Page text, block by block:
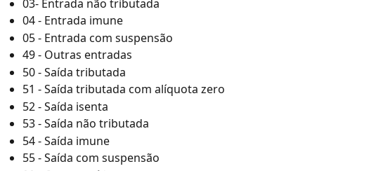
03- Entrada não tributada
04 - Entrada imune
05 - Entrada com suspensão
49 - Outras entradas
50 - Saída tributada
51 - Saída tributada com alíquota zero
52 - Saída isenta
53 - Saída não tributada
54 - Saída imune
55 - Saída com suspensão